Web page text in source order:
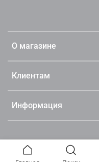
О магазине
Клиентам
Информация